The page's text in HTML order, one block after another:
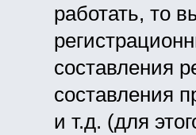
работать, то
составления
составления
и т.д. (для